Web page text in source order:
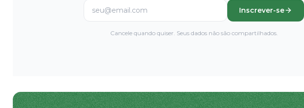
Inscrever-se
Cancele quando quiser. Seus dados não são compartilhados.